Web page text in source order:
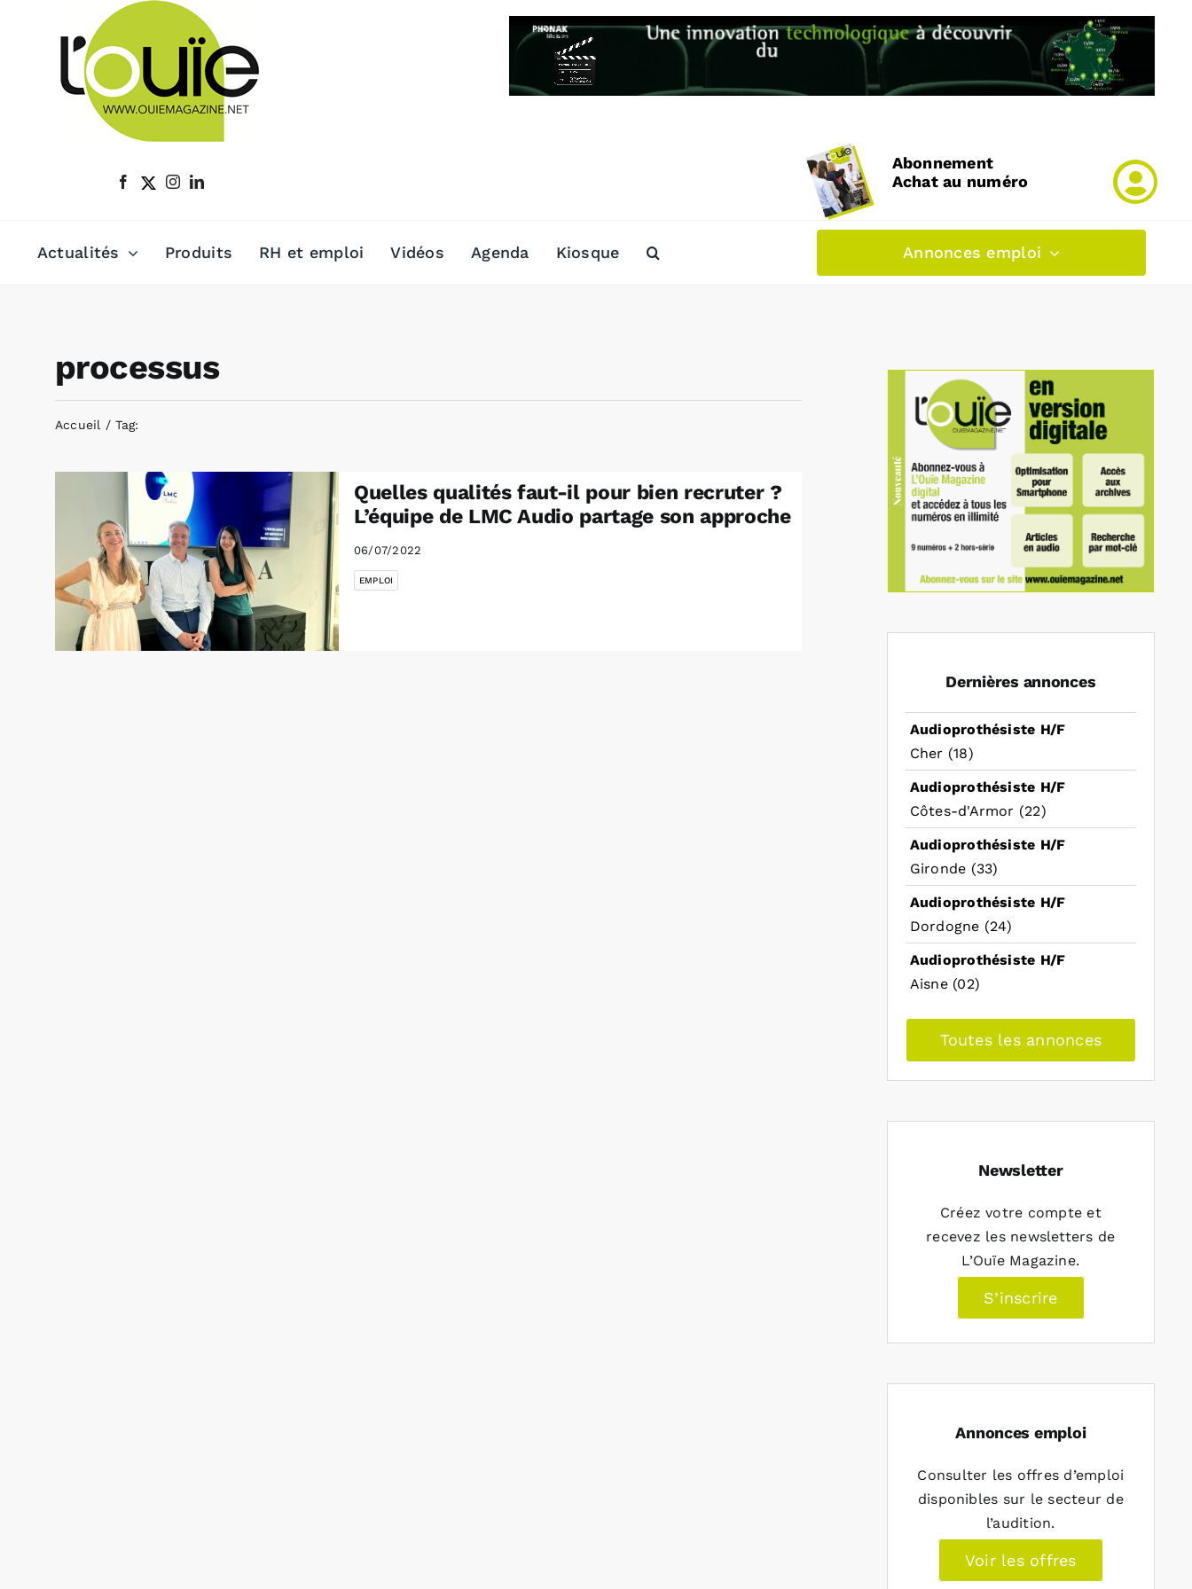
Abonnement
Achat au numéro
Actualités Produits RH et emploi Vidéos Agenda Kiosque Annonces emploi
processus
Accueil Tag:
Quelles qualités faut-il pour bien recruter ?
L’équipe de LMC Audio partage son approche
06/07/2022
EMPLOI
Dernières annonces
Audioprothésiste H/F
Cher (18)
Audioprothésiste H/F
Côtes-d'Armor (22)
Audioprothésiste H/F
Gironde (33)
Audioprothésiste H/F
Dordogne (24)
Audioprothésiste H/F
Aisne (02)
Toutes les annonces
Newsletter
Créez votre compte et
recevez les newsletters de
L’Ouïe Magazine.
S’inscrire
Annonces emploi
Consulter les offres d’emploi
disponibles sur le secteur de
l’audition.
Voir les offres